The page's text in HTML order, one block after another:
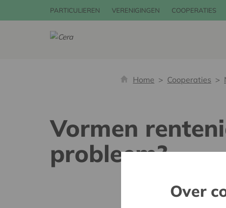
PARTICULIEREN VERENIGINGEN COOPERATIES
Home Cooperaties
Vormen
probleem?
Over